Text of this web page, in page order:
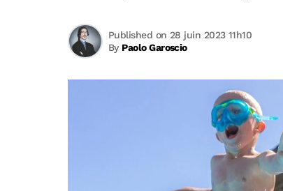
By Paolo Garoscio
Published on 28 juin 2023 11h10